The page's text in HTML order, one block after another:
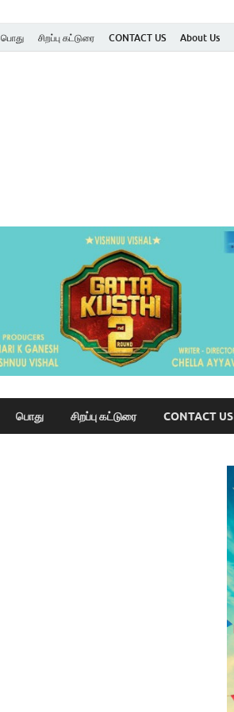
பொது சிறப்பு கட்டுரை CONTACT US About Us
பொது சிறப்பு கட்டுரை CONTACT US